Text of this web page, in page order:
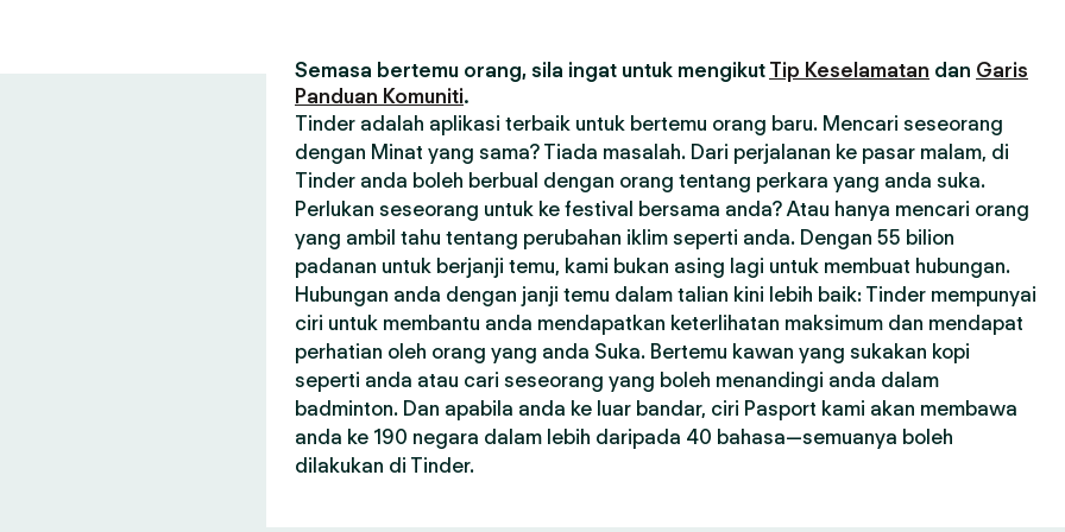
Semasa bertemu orang, sila ingat untuk mengikut Tip Keselamatan dan Garis
Panduan Komuniti.
Tinder adalah aplikasi terbaik untuk bertemu orang baru. Mencari seseorang
dengan Minat yang sama? Tiada masalah. Dari perjalanan ke pasar malam, di
Tinder anda boleh berbual dengan orang tentang perkara yang anda suka.
Perlukan seseorang untuk ke festival bersama anda? Atau hanya mencari orang
yang ambil tahu tentang perubahan iklim seperti anda. Dengan 55 bilion
padanan untuk berjanji temu, kami bukan asing lagi untuk membuat hubungan.
Hubungan anda dengan janji temu dalam talian kini lebih baik: Tinder mempunyai
ciri untuk membantu anda mendapatkan keterlihatan maksimum dan mendapat
perhatian oleh orang yang anda Suka. Bertemu kawan yang sukakan kopi
seperti anda atau cari seseorang yang boleh menandingi anda dalam
badminton. Dan apabila anda ke luar bandar, ciri Pasport kami akan membawa
anda ke 190 negara dalam lebih daripada 40 bahasa—semuanya boleh
dilakukan di Tinder.